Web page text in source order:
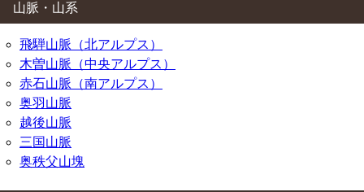
山脈・山系
飛騨山脈（北アルプス）
木曽山脈（中央アルプス）
赤石山脈（南アルプス）
奥羽山脈
越後山脈
三国山脈
奥秩父山塊